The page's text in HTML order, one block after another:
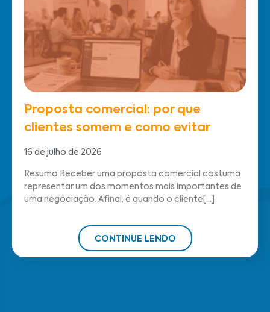
Proposta comercial: por que
clientes somem e como evitar
16 de julho de 2026
Resumo Receber uma proposta comercial costuma
representar um dos momentos mais importantes de
uma negociação. Afinal, é quando o cliente[...]
CONTINUE LENDO